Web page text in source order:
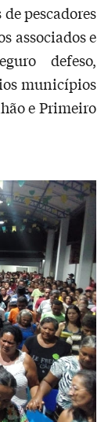
pescadores
associados e
defeso,
municípios
e Primeiro